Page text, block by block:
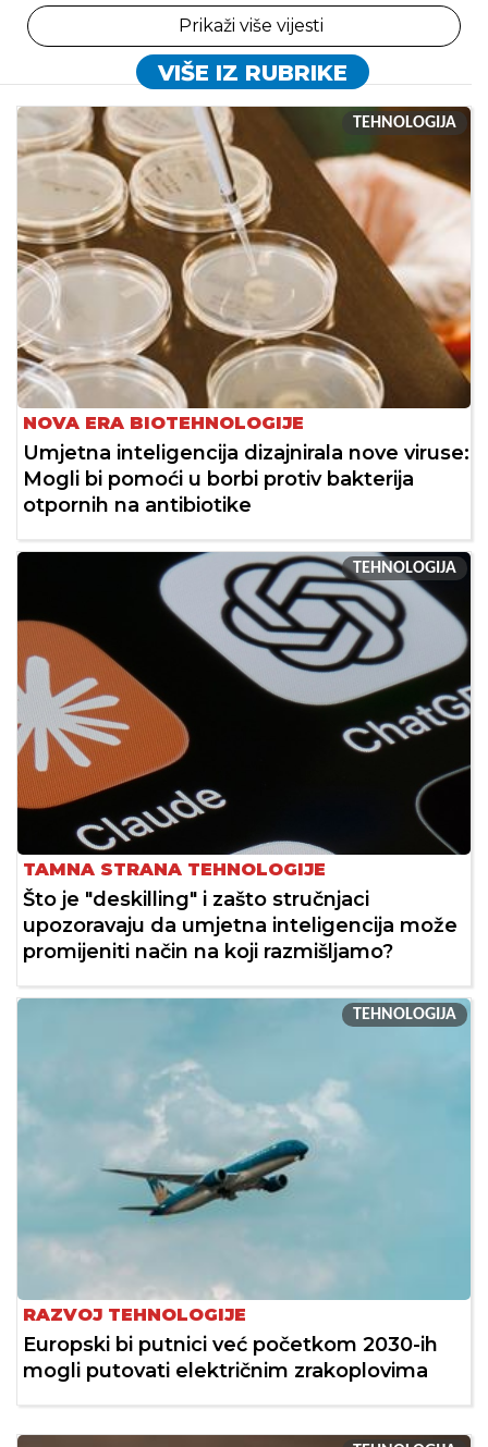
Prikaži više vijesti
VIŠE IZ RUBRIKE
TEHNOLOGIJA
NOVA ERA BIOTEHNOLOGIJE
Umjetna inteligencija dizajnirala nove viruse:
Mogli bi pomoći u borbi protiv bakterija
otpornih na antibiotike
TEHNOLOGIJA
TAMNA STRANA TEHNOLOGIJE
Što je "deskilling" i zašto stručnjaci
upozoravaju da umjetna inteligencija može
promijeniti način na koji razmišljamo?
TEHNOLOGIJA
RAZVOJ TEHNOLOGIJE
Europski bi putnici već početkom 2030-ih
mogli putovati električnim zrakoplovima